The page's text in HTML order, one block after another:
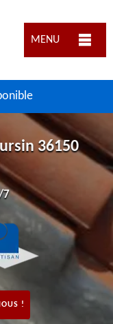
MENU
36150
7
!